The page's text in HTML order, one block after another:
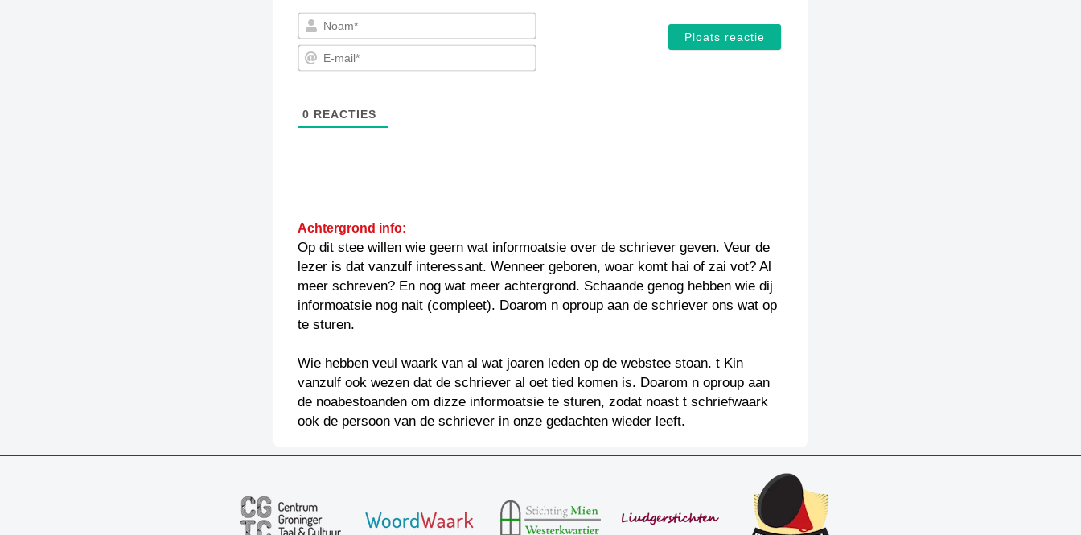
Noam*
E-
0 REACTIES
Achtergrond info:
Op dit stee willen wie geern wat informoatsie over de schriever geven. Veur de
lezer is dat vanzulf interessant. Wenneer geboren, woar komt hai of zai vot? Al
meer schreven? En nog wat meer achtergrond. Schaande genog hebben wie dij
informoatsie nog nait (compleet). Doarom n oproup aan de schriever ons wat op
te sturen.
Wie hebben veul waark van al wat joaren leden op de webstee stoan. t Kin
vanzulf ook wezen dat de schriever al oet tied komen is. Doarom n oproup aan
de noabestoanden om dizze informoatsie te sturen, zodat noast t schriefwaark
ook de persoon van de schriever in onze gedachten wieder leeft.